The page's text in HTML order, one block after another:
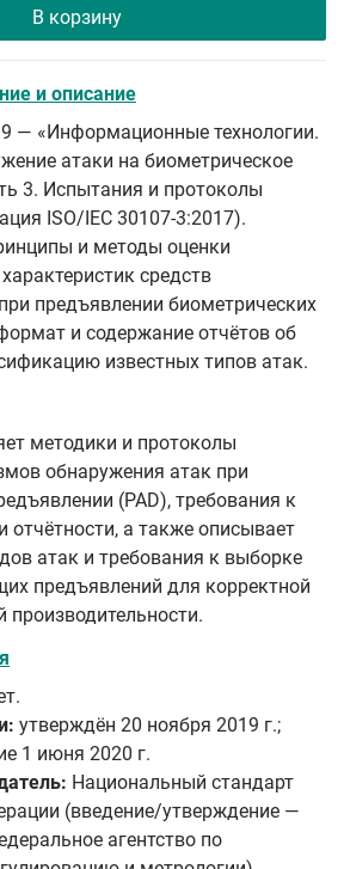
В корзину
и описание
— «Информационные технологии.
атаки на биометрическое
3. Испытания и протоколы
ISO/IEC 30107-3:2017).
и методы оценки
средств
предъявлении биометрических
и содержание отчётов об
известных типов атак.
методики и протоколы
обнаружения атак при
(PAD), требования к
отчётности, а также описывает
атак и требования к выборке
предъявлений для корректной
производительности.
утверждён 20 ноября 2019 г.;
1 июня 2020 г.
Национальный стандарт
(введение/утверждение —
агентство по